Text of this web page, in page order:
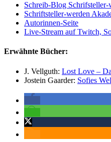
Schreib-Blog Schrifsteller-
Schriftsteller-werden
Autorinnen-Seite
Live-Stream auf Twitch,
Erwähnte Bücher:
J. Vellguth: Lost Love –
Jostein Gaarder: Sofies